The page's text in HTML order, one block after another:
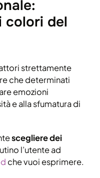
colori del
strettamente
che determinati
emozioni
e alla sfumatura di
scegliere dei
l’utente ad
che vuoi esprimere.